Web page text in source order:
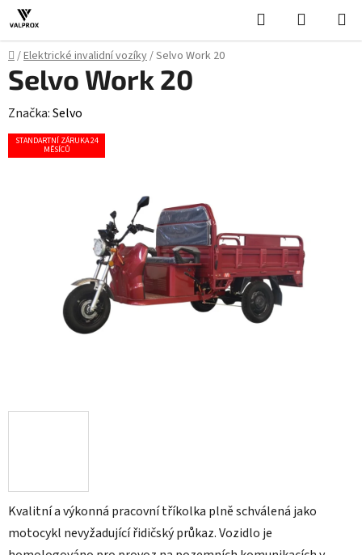
Přejít
na
obsah
Hledat
KOŠÍK
Domů
/Elektrické invalidní vozíky/Selvo Work 20
Kvalitní a výkonná pracovní tříkolka plně schválená jako
motocykl nevyžadující řidičský průkaz. Vozidlo je
Selvo Work 20
Značka:Selvo
STANDARTNÍ ZÁRUKA 24
MĚSÍCŮ